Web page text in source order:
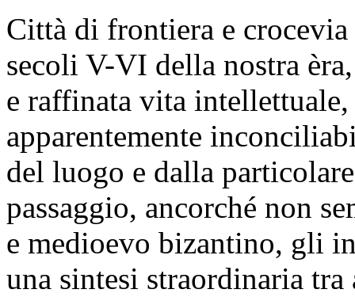
Città di frontiera e
secoli V-VI della nostra
e raffinata vita
apparentemente
del luogo e dalla
passaggio, ancorché non
e medioevo bizantino, gli
una sintesi straordinaria